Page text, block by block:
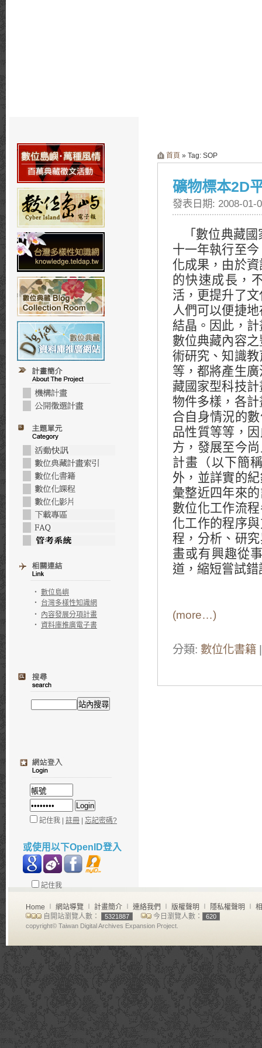
‧ 數位島嶼
‧ 台灣多樣性知識網
‧ 內容發展分項計畫
‧ 資料庫推廣電子書
記住我 | 註冊 | 忘記密碼?
或使用以下OpenID登入
記住我
首頁 » Tag: SOP
礦物標本2D
發表日期: 2008-01-
「數位典藏國
十一年執行至
化成果，由於
的快速成長，
活，更提升了
人們可以便捷
結晶。因此，
數位典藏內容
術研究、知識
等，都將產生
藏國家型科技
物件多樣，各
合自身情況的
品性質等等，
方，發展至今
計畫（以下簡
外，並詳實的
彙整近四年來
數位化工作流
化工作的程序
程，分析、研
畫或有興趣從
道，縮短嘗試
(more…)
分類: 數位化書籍
Home ∣ 網站導覽 ∣ 計畫簡介 ∣ 連絡我們 ∣ 版權聲明 ∣ 隱私權聲明 ∣
自開站瀏覽人數：
5321887 今日瀏覽人數：
620
copyright© Taiwan Digital Archives Expansion Project.